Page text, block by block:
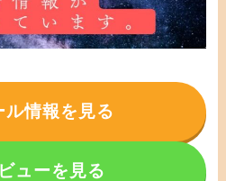
ル情報を見る
ューを見る